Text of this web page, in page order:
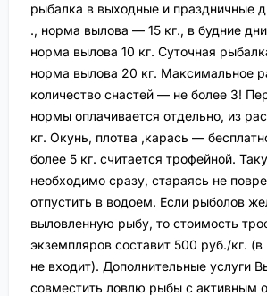
рыбалка в выходные и праздничные
., норма вылова — 15 кг., в будние
норма вылова 10 кг. Суточная
норма вылова 20 кг. Максимальное
количество снастей — не более 3!
нормы оплачивается отдельно, из
кг. Окунь, плотва ,карась —
более 5 кг. считается трофейной.
необходимо сразу, стараясь не
отпустить в водоем. Если рыболов
выловленную рыбу, то стоимость
экземпляров составит 500 руб./кг.
не входит). Дополнительные услуги
совместить ловлю рыбы с активным